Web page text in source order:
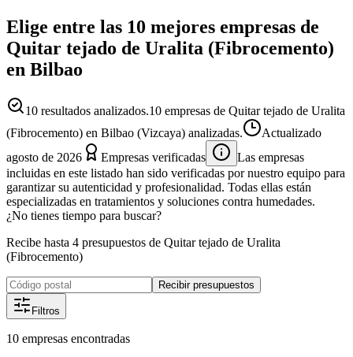
Elige entre las 10 mejores empresas de
Quitar tejado de Uralita (Fibrocemento)
en Bilbao
10 resultados analizados.10 empresas de Quitar tejado de Uralita
(Fibrocemento) en Bilbao (Vizcaya) analizadas.
Actualizado
agosto de 2026
Empresas verificadas
Las empresas
incluidas en este listado han sido verificadas por nuestro equipo para
garantizar su autenticidad y profesionalidad. Todas ellas están
especializadas en tratamientos y soluciones contra humedades.
¿No tienes tiempo para buscar?
Recibe hasta 4 presupuestos de Quitar tejado de Uralita
(Fibrocemento)
Recibir presupuestos
Filtros
10 empresas encontradas